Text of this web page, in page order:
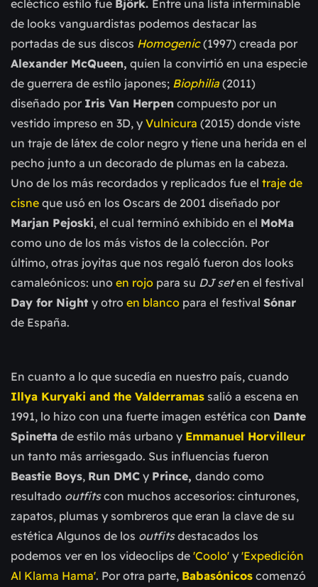
ecléctico estilo fue Björk. Entre una lista interminable
de looks vanguardistas podemos destacar las
portadas de sus discos Homogenic (1997) creada por
Alexander McQueen, quien la convirtió en una especie
de guerrera de estilo japones; Biophilia (2011)
diseñado por Iris Van Herpen compuesto por un
vestido impreso en 3D, y Vulnicura (2015) donde viste
un traje de látex de color negro y tiene una herida en el
pecho junto a un decorado de plumas en la cabeza.
Uno de los más recordados y replicados fue el traje de
cisne que usó en los Oscars de 2001 diseñado por
Marjan Pejoski, el cual terminó exhibido en el MoMa
como uno de los más vistos de la colección. Por
último, otras joyitas que nos regaló fueron dos looks
camaleónicos: uno en rojo para su DJ seten el festival
Day for Night y otro en blanco para el festival Sónar
de España.
En cuanto a lo que sucedía en nuestro país, cuando
Illya Kuryaki and the Valderramas salió a escena en
1991, lo hizo con una fuerte imagen estética con Dante
Spinetta de estilo más urbano y Emmanuel Horvilleur
un tanto más arriesgado. Sus influencias fueron
Beastie Boys, Run DMC y Prince, dando como
resultado outfitscon muchos accesorios: cinturones,
zapatos, plumas y sombreros que eran la clave de su
estética Algunos de los outfitsdestacados los
podemos ver en los videoclips de 'Coolo' y 'Expedición
Al Klama Hama'. Por otra parte, Babasónicos comenzó